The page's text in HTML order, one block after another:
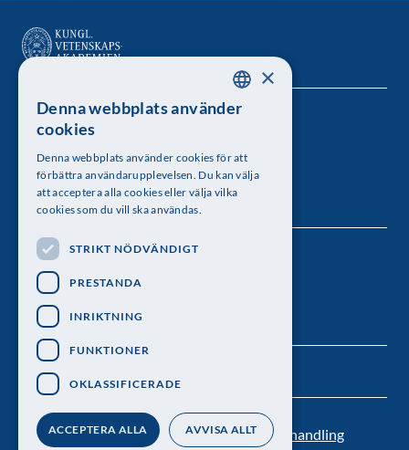
Kungl. Vetenskapsakademien
Besöksadress: Lilla Frescativägen 4A
Telefon: 08-673 95 00
Kontakt Nyhetsbrev Personuppgiftsbehandling
Följ oss
SWEDISH
×
Denna webbplats använder
cookies
Denna webbplats använder cookies för att
förbättra användarupplevelsen. Du kan välja
att acceptera alla cookies eller välja vilka
cookies som du vill ska användas.
STRIKT NÖDVÄNDIGT
PRESTANDA
INRIKTNING
FUNKTIONER
OKLASSIFICERADE
ACCEPTERA ALLA AVVISA ALLT